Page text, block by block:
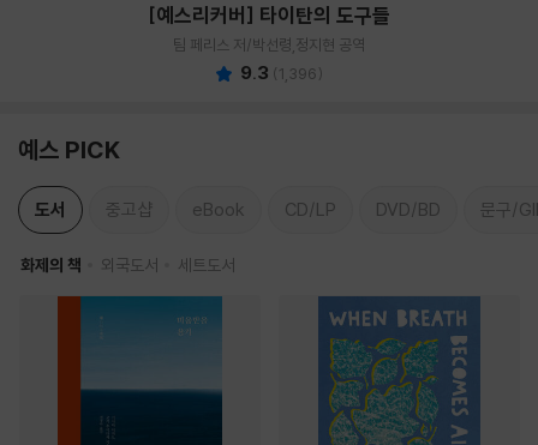
[예스리커버] 타이탄의 도구들
팀 페리스 저/박선령,정지현 공역
9.3 (1,396)
예스 PICK
도서 중고샵 eBook CD/LP DVD/BD 문구/
화제의 책 외국도서 세트도서